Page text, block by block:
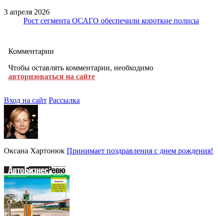
3 апреля 2026
Рост сегмента ОСАГО обеспечили короткие полисы
Комментарии
Чтобы оставлять комментарии, необходимо
авторизоваться на сайте
Вход на сайт Рассылка
Оксана Хартонюк Принимает поздравления с днем рождения!